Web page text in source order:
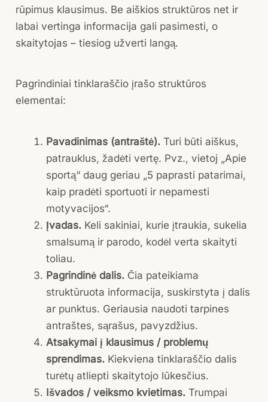
rūpimus klausimus. Be aiškios struktūros net ir
labai vertinga informacija gali pasimesti, o
skaitytojas – tiesiog užverti langą.
Pagrindiniai tinklaraščio įrašo struktūros
elementai:
Pavadinimas (antraštė). Turi būti aiškus,
patrauklus, žadėti vertę. Pvz., vietoj „Apie
sportą“ daug geriau „5 paprasti patarimai,
kaip pradėti sportuoti ir nepamesti
motyvacijos“.
Įvadas. Keli sakiniai, kurie įtraukia, sukelia
smalsumą ir parodo, kodėl verta skaityti
toliau.
Pagrindinė dalis. Čia pateikiama
struktūruota informacija, suskirstyta į dalis
ar punktus. Geriausia naudoti tarpines
antraštes, sąrašus, pavyzdžius.
Atsakymai į klausimus / problemų
sprendimas. Kiekviena tinklaraščio dalis
turėtų atliepti skaitytojo lūkesčius.
Išvados / veiksmo kvietimas. Trumpai